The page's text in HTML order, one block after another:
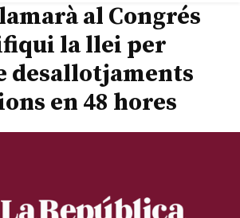
al Congrés
la llei per
desallotjaments
en 48 hores